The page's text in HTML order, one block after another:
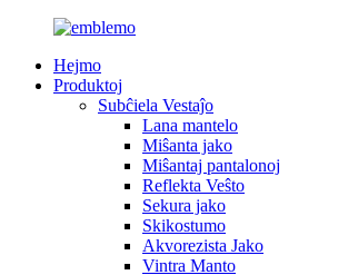
Hejmo
Produktoj
Subĉiela Vestaĵo
Lana mantelo
Miŝanta jako
Miŝantaj pantalonoj
Reflekta Veŝto
Sekura jako
Skikostumo
Akvorezista Jako
Vintra Manto